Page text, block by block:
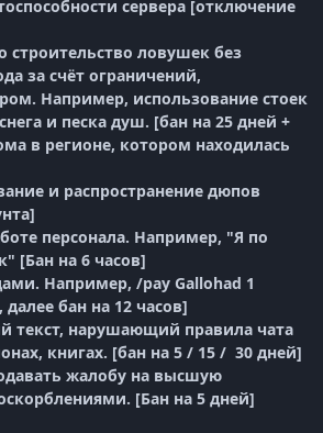
сервера [отключение
ловушек без
за счёт ограничений,
Например, использование стоек
и песка душ. [бан на 25 дней +
в регионе, котором находилась
и распространение дюпов
персонала. Например, "Я по
[Бан на 6 часов]
Например, /pay Gallohad 1
бан на 12 часов]
текст, нарушающий правила чата
книгах. [бан на 5 / 15 / 30 дней]
жалобу на высшую
[Бан на 5 дней]